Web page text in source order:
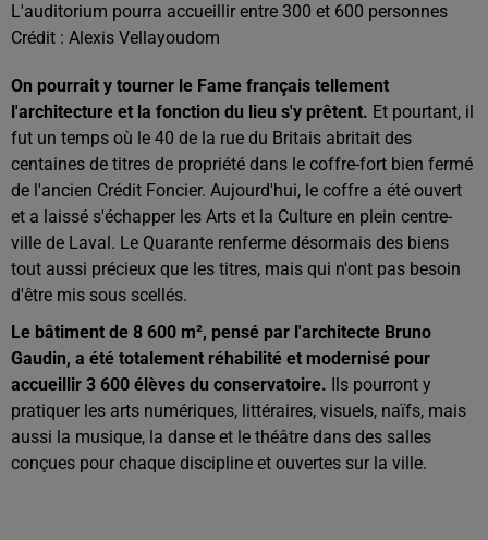
L'auditorium pourra accueillir entre 300 et 600 personnes
Crédit : Alexis Vellayoudom
On pourrait y tourner le Fame français tellement
l'architecture et la fonction du lieu s'y prêtent. Et pourtant, il
fut un temps où le 40 de la rue du Britais abritait des
centaines de titres de propriété dans le coffre-fort bien fermé
de l'ancien Crédit Foncier. Aujourd'hui, le coffre a été ouvert
et a laissé s'échapper les Arts et la Culture en plein centre-
ville de Laval. Le Quarante renferme désormais des biens
tout aussi précieux que les titres, mais qui n'ont pas besoin
d'être mis sous scellés.
Le bâtiment de 8 600 m², pensé par l'architecte Bruno
Gaudin, a été totalement réhabilité et modernisé pour
accueillir 3 600 élèves du conservatoire. Ils pourront y
pratiquer les arts numériques, littéraires, visuels, naïfs, mais
aussi la musique, la danse et le théâtre dans des salles
conçues pour chaque discipline et ouvertes sur la ville.